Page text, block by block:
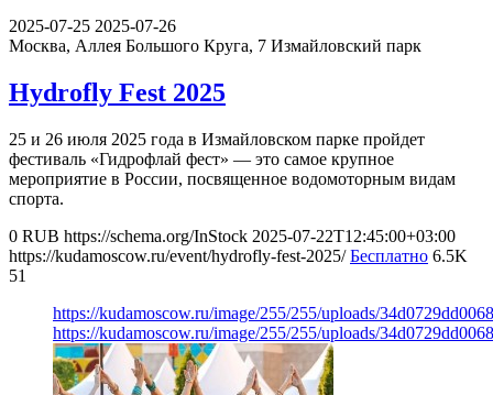
2025-07-25 2025-07-26
Москва, Аллея Большого Круга, 7 Измайловский парк
Hydrofly Fest 2025
25 и 26 июля 2025 года в Измайловском парке пройдет
фестиваль «Гидрофлай фест» — это самое крупное
мероприятие в России, посвященное водомоторным видам
спорта.
0 RUB https://schema.org/InStock 2025-07-22T12:45:00+03:00
https://kudamoscow.ru/event/hydrofly-fest-2025/ Бесплатно 6.5K
51
https://kudamoscow.ru/image/255/255/uploads/
https://kudamoscow.ru/image/255/255/uploads/